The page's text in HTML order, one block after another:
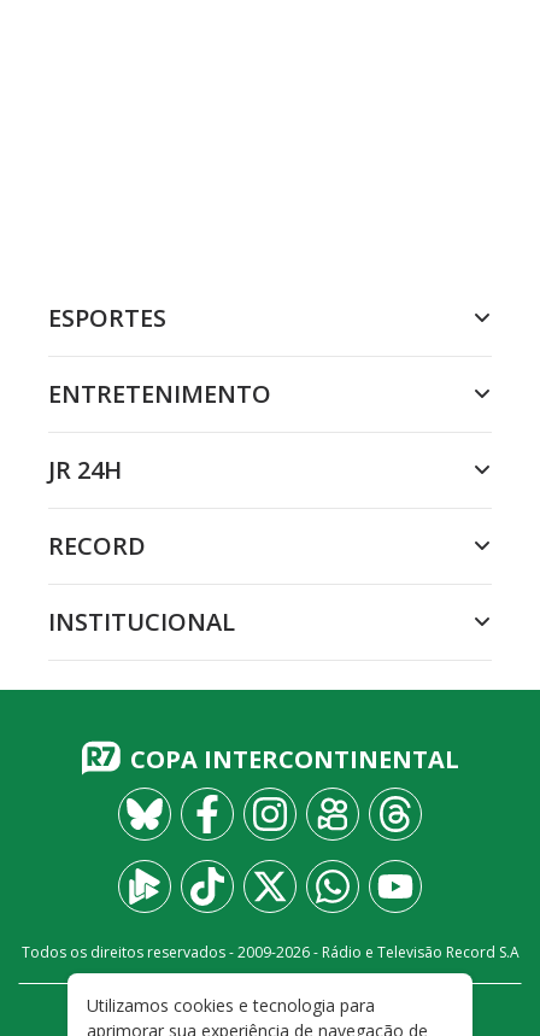
ESPORTES
ENTRETENIMENTO
JR 24H
RECORD
INSTITUCIONAL
COPA INTERCONTINENTAL
Todos os direitos reservados - 2009-2026- Rádio e Televisão Record S.A
FALE CONOSCO PRIVACIDADE
Utilizamos cookies e tecnologia para
aprimorar sua experiência de navegação de